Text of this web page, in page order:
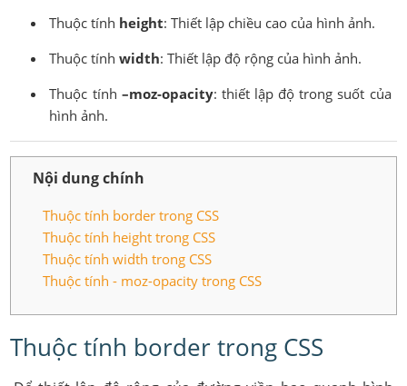
Thuộc tính height: Thiết lập chiều cao của hình ảnh.
Thuộc tínhwidth: Thiết lập độ rộng của hình ảnh.
Thuộc tính –moz-opacity: thiết lập độ trong suốt của
hình ảnh.
Nội dung chính
Thuộc tính border trong CSS
Thuộc tính height trong CSS
Thuộc tính width trong CSS
Thuộc tính - moz-opacity trong CSS
Thuộc tính border trong CSS